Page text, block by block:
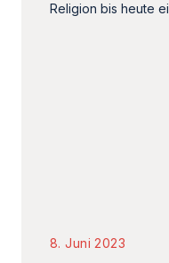
Religion bis heute
8. Juni 2023